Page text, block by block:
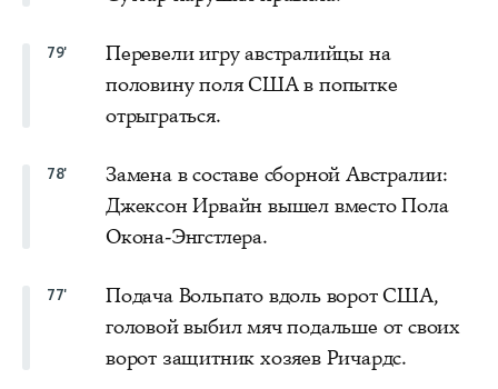
79'
Перевели игру австралийцы на
половину поля США в попытке
отрыграться.
78'
Замена в составе сборной Австралии:
Джексон Ирвайн вышел вместо Пола
Окона-Энгстлера.
77'
Подача Вольпато вдоль ворот США,
головой выбил мяч подальше от своих
ворот защитник хозяев Ричардс.